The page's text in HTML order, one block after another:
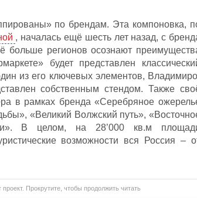
по брендам. Эта компоновка,
, началась ещё шесть лет назад, с
больше регионов осознают
будет представлен
из его ключевых элементов,
собственным стендом. Также
в рамках бренда «Серебряное
«Великий Волжский путь»,
В целом, на 28’000 кв.м
возможности вся Россия –
Прокрутите, чтобы продолжить читать